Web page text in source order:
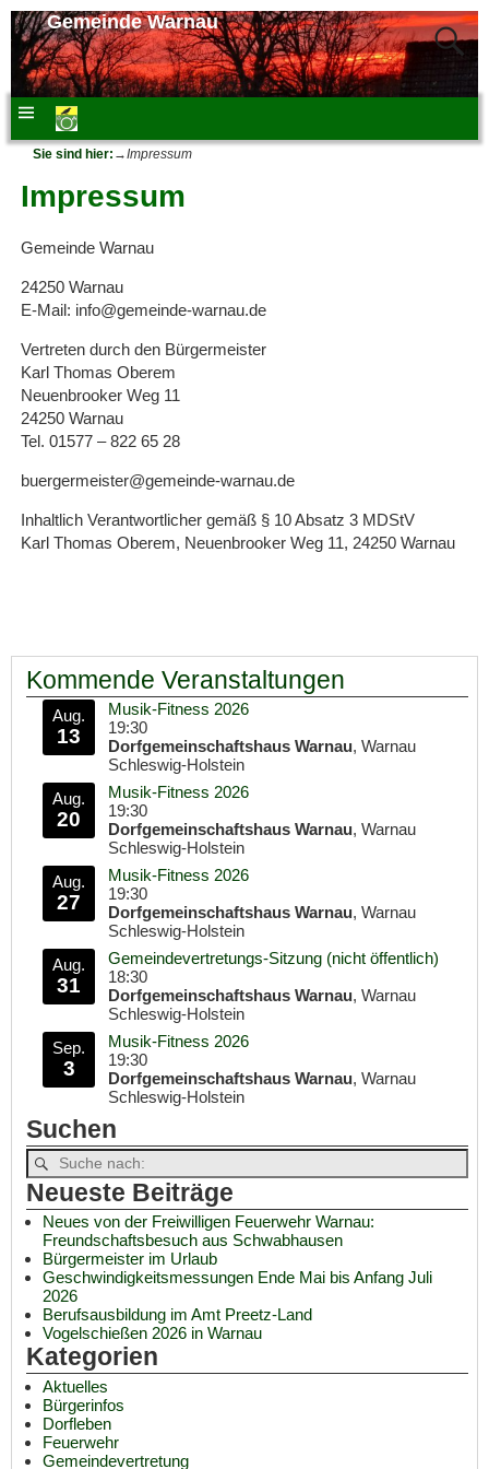
Gemeinde Warnau
Sie sind hier: →Impressum
Impressum
Gemeinde Warnau
24250 Warnau
E-Mail: info@gemeinde-warnau.de
Vertreten durch den Bürgermeister
Karl Thomas Oberem
Neuenbrooker Weg 11
24250 Warnau
Tel. 01577 – 822 65 28
buergermeister@gemeinde-warnau.de
Inhaltlich Verantwortlicher gemäß § 10 Absatz 3 MDStV
Karl Thomas Oberem, Neuenbrooker Weg 11, 24250 Warnau
Kommende Veranstaltungen
Aug.
13
Musik-Fitness 2026
19:30
Dorfgemeinschaftshaus Warnau, Warnau
Schleswig-Holstein
Aug.
20
Musik-Fitness 2026
19:30
Dorfgemeinschaftshaus Warnau, Warnau
Schleswig-Holstein
Aug.
27
Musik-Fitness 2026
19:30
Dorfgemeinschaftshaus Warnau, Warnau
Schleswig-Holstein
Aug.
31
Gemeindevertretungs-Sitzung (nicht öffentlich)
18:30
Dorfgemeinschaftshaus Warnau, Warnau
Schleswig-Holstein
Sep.
3
Musik-Fitness 2026
19:30
Dorfgemeinschaftshaus Warnau, Warnau
Schleswig-Holstein
Suchen
Neueste Beiträge
Neues von der Freiwilligen Feuerwehr Warnau:
Freundschaftsbesuch aus Schwabhausen
Bürgermeister im Urlaub
Geschwindigkeitsmessungen Ende Mai bis Anfang Juli
2026
Berufsausbildung im Amt Preetz-Land
Vogelschießen 2026 in Warnau
Kategorien
Aktuelles
Bürgerinfos
Dorfleben
Feuerwehr
Gemeindevertretung